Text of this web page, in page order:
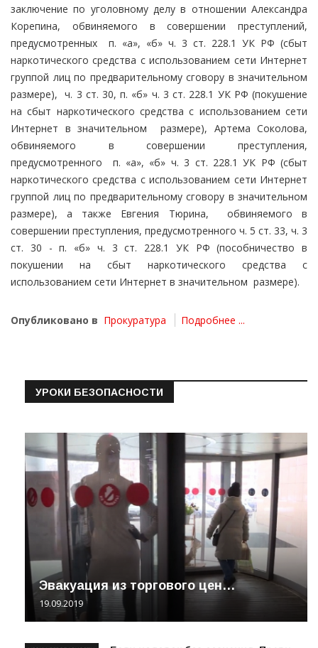
заключение по уголовному делу в отношении Александра
Корепина, обвиняемого в совершении преступлений,
предусмотренных п. «а», «б» ч. 3 ст. 228.1 УК РФ (сбыт
наркотического средства с использованием сети Интернет
группой лиц по предварительному сговору в значительном
размере), ч. 3 ст. 30, п. «б» ч. 3 ст. 228.1 УК РФ (покушение
на сбыт наркотического средства с использованием сети
Интернет в значительном размере), Артема Соколова,
обвиняемого в совершении преступления,
предусмотренного п. «а», «б» ч. 3 ст. 228.1 УК РФ (сбыт
наркотического средства с использованием сети Интернет
группой лиц по предварительному сговору в значительном
размере), а также Евгения Тюрина, обвиняемого в
совершении преступления, предусмотренного ч. 5 ст. 33, ч. 3
ст. 30 - п. «б» ч. 3 ст. 228.1 УК РФ (пособничество в
покушении на сбыт наркотического средства с
использованием сети Интернет в значительном размере).
Опубликовано в Прокуратура Подробнее ...
УРОКИ БЕЗОПАСНОСТИ
Эвакуация из торгового цен…
19.09.2019